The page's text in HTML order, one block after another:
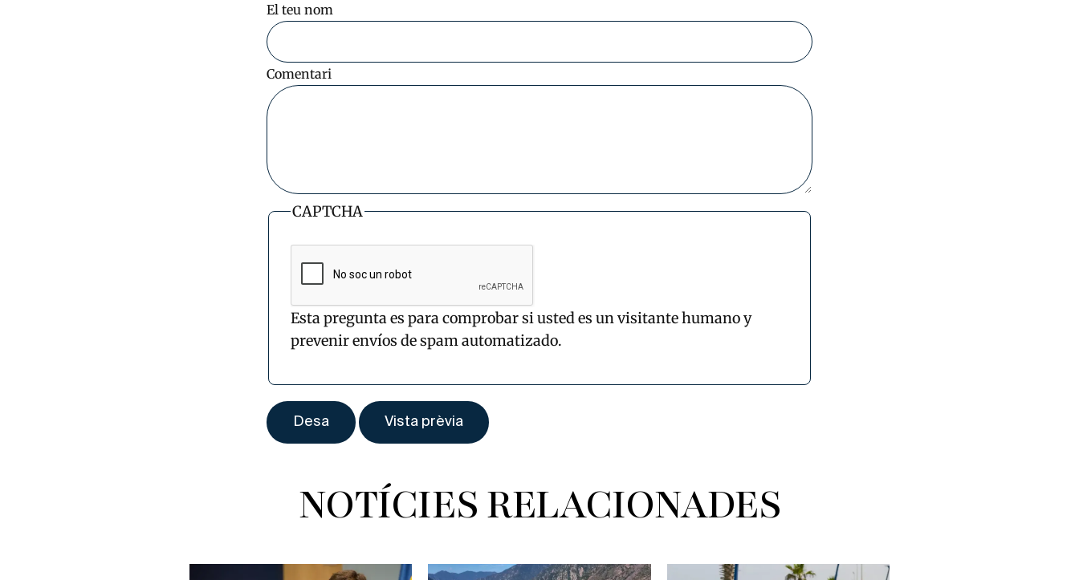
El teu nom
Comentari
CAPTCHA
Esta pregunta es para comprobar si usted es un visitante humano y
prevenir envíos de spam automatizado.
NOTÍCIES RELACIONADES